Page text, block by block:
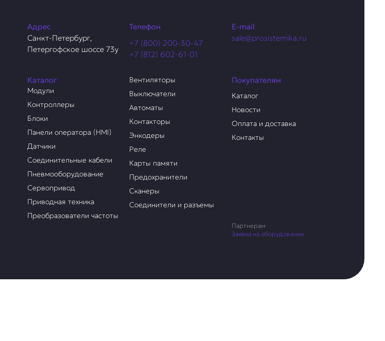
Адрес
Санкт-Петербург,
Петергофское шоссе 73у
Телефон
+7 (800) 200-30-47
+7 (812) 602-61-01
E-mail
sale@prosistemika.ru
Каталог
Модули
Контроллеры
Блоки
Панели оператора (HMI)
Датчики
Соединительные кабели
Пневмооборудование
Сервопривод
Приводная техника
Преобразователи частоты
Вентиляторы
Выключатели
Автоматы
Контакторы
Энкодеры
Реле
Карты памяти
Предохранители
Сканеры
Соединители и разъемы
Покупателям
Каталог
Новости
Оплата и доставка
Контакты
Партнерам
Заявка на оборудование